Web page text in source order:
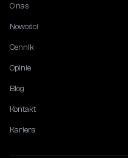
O nas
Nowości
Cennik
Opinie
Blog
Kontakt
Kariera